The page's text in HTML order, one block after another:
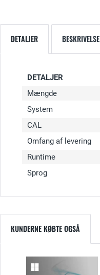
DETALJER BESKRIVELSE
DETALJER
Mængde
System
CAL
Omfang af levering
Runtime
Sprog
KUNDERNE KØBTE OGSÅ